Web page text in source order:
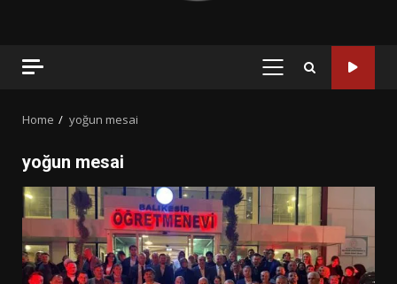
PRIMARY
Home yoğun mesai
yoğun mesai